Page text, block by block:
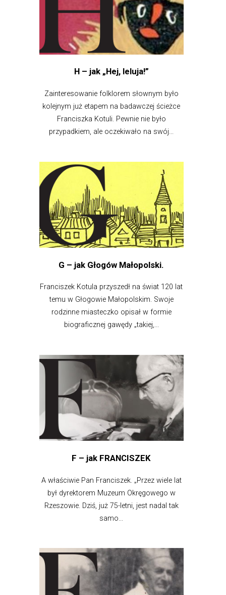
H – jak „Hej, leluja!”
Zainteresowanie folklorem słownym było
kolejnym już etapem na badawczej ścieżce
Franciszka Kotuli. Pewnie nie było
przypadkiem, ale oczekiwało na swój...
G – jak Głogów Małopolski.
Franciszek Kotula przyszedł na świat 120 lat
temu w Głogowie Małopolskim. Swoje
rodzinne miasteczko opisał w formie
biograficznej gawędy „takiej,...
F – jak FRANCISZEK
A właściwie Pan Franciszek. „Przez wiele lat
był dyrektorem Muzeum Okręgowego w
Rzeszowie. Dziś, już 75-letni, jest nadal tak
samo...